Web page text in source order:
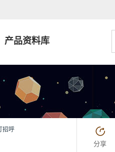
产品资料库
招呼
分享